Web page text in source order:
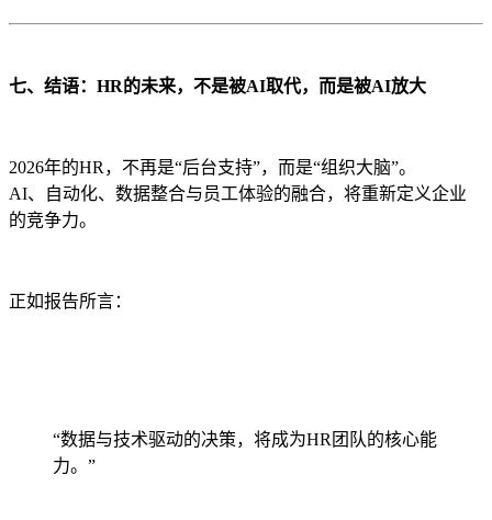
七、结语：HR的未来，不是被AI取代，而是被AI放大
2026年的HR，不再是“后台支持”，而是“组织大脑”。
AI、自动化、数据整合与员工体验的融合，将重新定义企业
的竞争力。
正如报告所言：
“数据与技术驱动的决策，将成为HR团队的核心能
力。”